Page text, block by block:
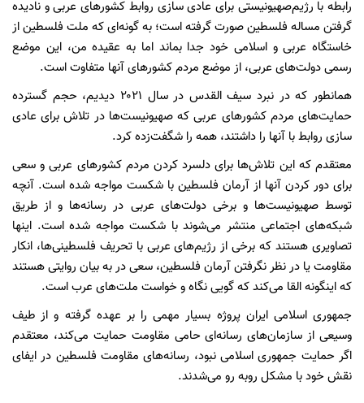
رابطه با رژیم‌صهیونیستی برای عادی سازی روابط کشورهای عربی و نادیده
گرفتن مساله فلسطین صورت گرفته است؛ به گونه‌ای که ملت فلسطین از
خاستگاه عربی و اسلامی خود جدا بماند اما به عقیده من، این موضع
رسمی دولت‌های عربی، از موضع مردم کشورهای آنها متفاوت است.
همانطور که در نبرد سیف القدس در سال ۲۰۲۱ دیدیم، حجم گسترده
حمایت‌های مردم کشورهای عربی که صهیونیست‌ها در تلاش برای عادی
سازی روابط با آنها را داشتند، همه را شگفت‌زده کرد.
معتقدم که این تلاش‌ها برای دلسرد کردن مردم کشورهای عربی و سعی
برای دور کردن آنها از آرمان فلسطین با شکست مواجه شده است. آنچه
توسط صهیونیست‌ها و برخی دولت‌های عربی در رسانه‌ها و از طریق
شبکه‌های اجتماعی منتشر می‌شوند با شکست مواجه شده است. اینها
تصاویری هستند که برخی از رژیم‌های عربی با تحریف فلسطینی‌ها، انکار
مقاومت یا در نظر نگرفتن آرمان فلسطین، سعی در به بیان روایتی هستند
که اینگونه القا می‌کند که گویی نگاه و خواست ملت‌های عرب است.
جمهوری اسلامی ایران پروژه بسیار مهمی را بر عهده گرفته و از طیف
وسیعی از سازمان‌های رسانه‌ای حامی مقاومت حمایت می‌کند، معتقدم
اگر حمایت جمهوری اسلامی نبود، رسانه‌های مقاومت فلسطین در ایفای
نقش خود با مشکل روبه رو می‌شدند.